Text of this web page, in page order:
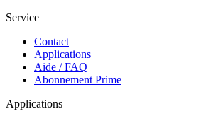
Service
Contact
Applications
Aide / FAQ
Abonnement Prime
Applications